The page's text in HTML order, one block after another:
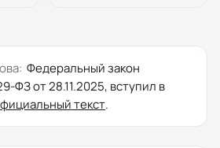
Федеральный закон
ФЗот28.11.2025, вступил в
текст.